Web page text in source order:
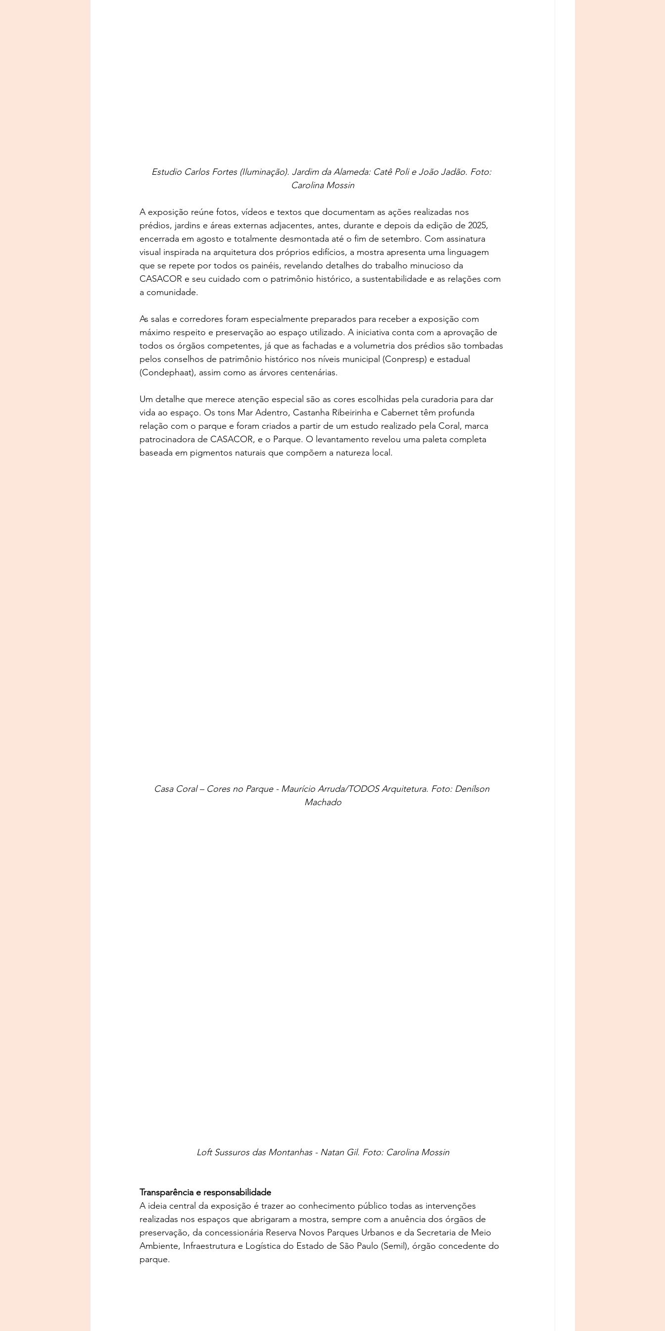
Estudio Carlos Fortes (Iluminação). Jardim da Alameda: Catê Poli e João Jadão. Foto:
Carolina Mossin
A exposição reúne fotos, vídeos e textos que documentam as ações realizadas nos
prédios, jardins e áreas externas adjacentes, antes, durante e depois da edição de 2025,
encerrada em agosto e totalmente desmontada até o fim de setembro. Com assinatura
visual inspirada na arquitetura dos próprios edifícios, a mostra apresenta uma linguagem
que se repete por todos os painéis, revelando detalhes do trabalho minucioso da
CASACOR e seu cuidado com o patrimônio histórico, a sustentabilidade e as relações com
a comunidade.
As salas e corredores foram especialmente preparados para receber a exposição com
máximo respeito e preservação ao espaço utilizado. A iniciativa conta com a aprovação de
todos os órgãos competentes, já que as fachadas e a volumetria dos prédios são tombadas
pelos conselhos de patrimônio histórico nos níveis municipal (Conpresp) e estadual
(Condephaat), assim como as árvores centenárias.
Um detalhe que merece atenção especial são as cores escolhidas pela curadoria para dar
vida ao espaço. Os tons Mar Adentro, Castanha Ribeirinha e Cabernet têm profunda
relação com o parque e foram criados a partir de um estudo realizado pela Coral, marca
patrocinadora de CASACOR, e o Parque. O levantamento revelou uma paleta completa
baseada em pigmentos naturais que compõem a natureza local.
Casa Coral – Cores no Parque - Maurício Arruda/TODOS Arquitetura. Foto: Denílson
Machado
Loft Sussuros das Montanhas - Natan Gil. Foto: Carolina Mossin
Transparência e responsabilidade
A ideia central da exposição é trazer ao conhecimento público todas as intervenções
realizadas nos espaços que abrigaram a mostra, sempre com a anuência dos órgãos de
preservação, da concessionária Reserva Novos Parques Urbanos e da Secretaria de Meio
Ambiente, Infraestrutura e Logística do Estado de São Paulo (Semil), órgão concedente do
parque.